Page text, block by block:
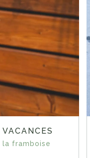
la framboise